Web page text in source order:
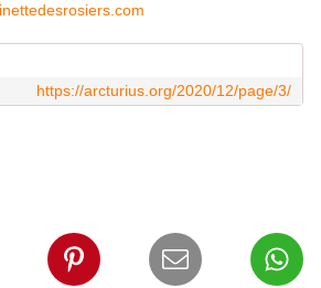
https://arcturius.org/2020/12/page/3/